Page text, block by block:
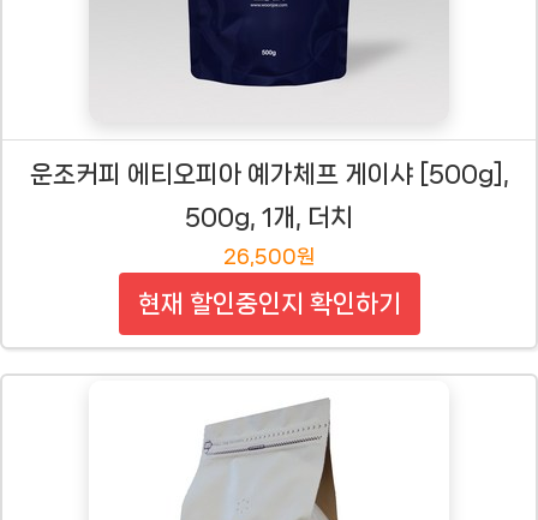
운조커피 에티오피아 예가체프 게이샤 [500g],
500g, 1개, 더치
26,500원
현재 할인중인지 확인하기